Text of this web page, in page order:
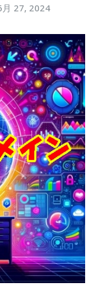
月 27, 2024